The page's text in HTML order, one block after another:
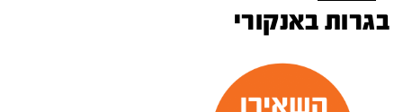
בגרות באנקורי